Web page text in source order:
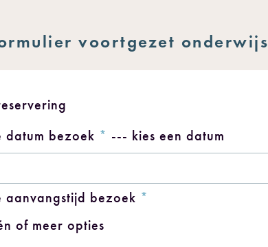
voortgezet onderwijs
datum bezoek * --- kies een datum
aanvangstijd bezoek *
of meer opties